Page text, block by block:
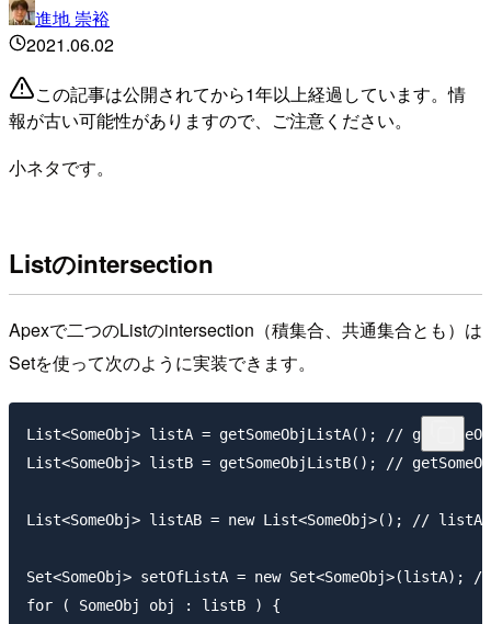
進地 崇裕
2021.06.02
この記事は公開されてから1年以上経過しています。情
報が古い可能性がありますので、ご注意ください。
小ネタです。
Listのintersection
Apexで二つのListのintersection（積集合、共通集合とも）は
Setを使って次のように実装できます。
List<SomeObj> listA = getSomeObjListA(); //
List<SomeObj> listB = getSomeObjListB(); //
List<SomeObj> listAB = new List<SomeObj>(); // listA
Set<SomeObj> setOfListA = new Set<SomeObj>(listA); //
for ( SomeObj obj : listB ) {